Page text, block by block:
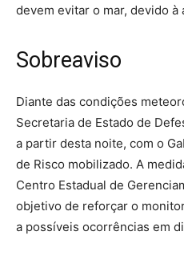
devem evitar o mar, devido à
Sobreaviso
Diante das condições
Secretaria de Estado de
a partir desta noite, com o
de Risco mobilizado. A
Centro Estadual de
objetivo de reforçar o
a possíveis ocorrências em